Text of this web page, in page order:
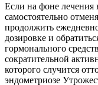
Если на фоне лечения
самостоятельно
продолжить
дозировке и
гормонального
сократительной
которого случится
эндометриозе